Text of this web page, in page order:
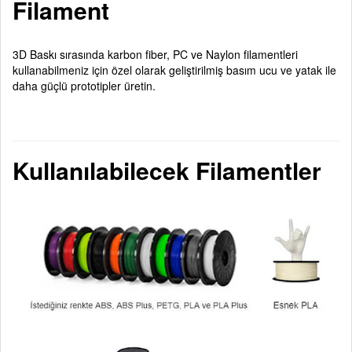
Filament
3D Baskı sırasında karbon fiber, PC ve Naylon filamentleri
kullanabilmeniz için özel olarak geliştirilmiş basım ucu ve yatak ile
daha güçlü prototipler üretin.
Kullanılabilecek Filamentler